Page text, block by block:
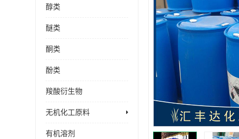
醇类
醚类
酮类
酚类
羧酸衍生物
无机化工原料
有机溶剂